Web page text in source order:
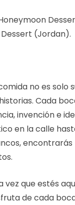
(Jordan).
no es solo
Cada
invención e
en la calle
encontrarás
vez que estés
de cada